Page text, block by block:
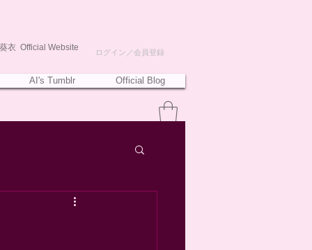
衣 Official Website ログイン／会員登録
AI's Tumblr Official Blog